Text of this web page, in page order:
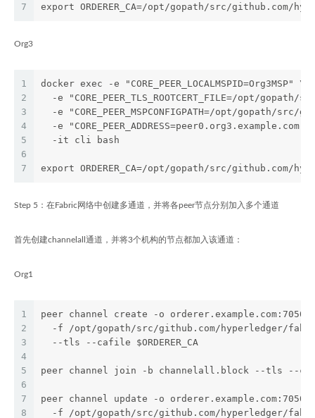
7
export ORDERER_CA=/opt/gopath/src/
Org3
1
2
3
4
5
6
7
docker exec -e "CORE_PEER_LOCALMSPID=Org3MSP" \
-e "CORE_PEER_TLS_ROOTCERT_FILE=/opt/gopath/
-e "CORE_PEER_MSPCONFIGPATH=/opt/gopath/src/
-e
  -it cli bash
export ORDERER_CA=/opt/gopath/src/
Step 5：在Fabric网络中创建多通道，并将各peer节点分别加入多个通道
首先创建channelall通道，并将3个机构的节点都加入该通道：
Org1
1
2
3
4
5
6
7
8
peer channel create -o
-f /opt/gopath/src/github.com/hyperledger/
  --tls --cafile $ORDERER_CA
peer channel join -b channelall.block --tls --cafile
peer channel update -o
-f /opt/gopath/src/github.com/hyperledger/